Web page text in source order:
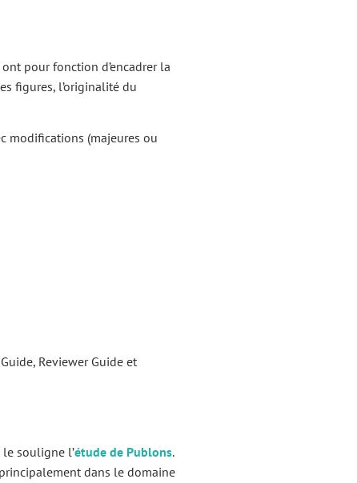
pour fonction d’encadrer la
figures, l’originalité du
modifications (majeures ou
Reviewer Guide et
souligne l’étude de Publons.
dans le domaine